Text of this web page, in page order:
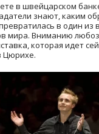
в швейцарском
знают, каким
в один из
мира. Вниманию
которая идет
Цюрихе.